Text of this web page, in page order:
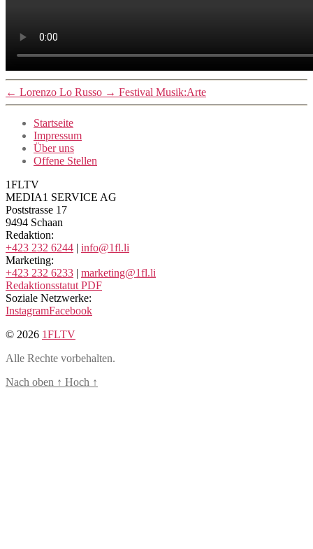
← Lorenzo Lo Russo → Festival Musik:Arte
Startseite
Impressum
Über uns
Offene Stellen
1FLTV
MEDIA1 SERVICE AG
Poststrasse 17
9494 Schaan
Redaktion:
+423 232 6244 | info@1fl.li
Marketing:
+423 232 6233 | marketing@1fl.li
Redaktionsstatut PDF
Soziale Netzwerke:
InstagramFacebook
© 2026 1FLTV
Alle Rechte vorbehalten.
Nach oben ↑ Hoch ↑